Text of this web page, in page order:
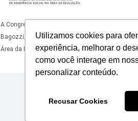
Utilizamos cookies para
experiência, melhorar o
como você interage em
personalizar conteúdo.
Recusar Cookies
A Congregação dos Oblatos de São José,
Bagozzi, está certificado como Entidade
Área da Educação, com certificado ativo nos
© 2025 Colégio Padre
53.416.921/0005-